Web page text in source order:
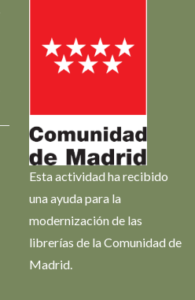
Esta actividad ha recibido
una ayuda para la
modernización de las
librerías de la Comunidad de
Madrid.